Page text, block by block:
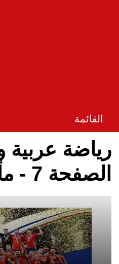
القائمة
رياضة عربية
الصفحة 7 - مأرب